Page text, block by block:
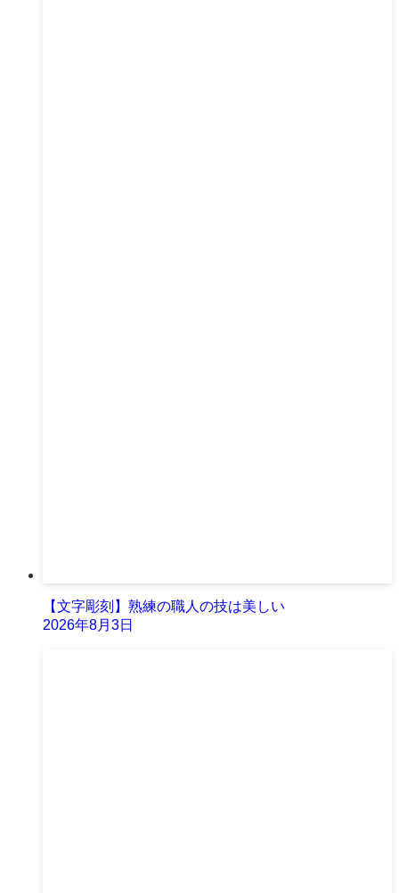
【文字彫刻】熟練の職人の技は美しい
2026年8月3日